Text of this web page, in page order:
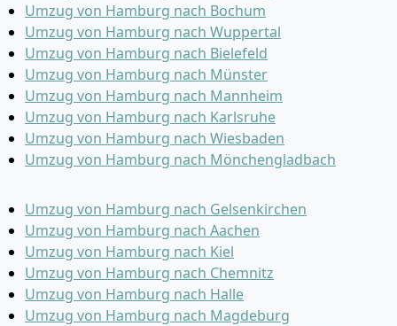
Umzug von Hamburg nach Bochum
Umzug von Hamburg nach Wuppertal
Umzug von Hamburg nach Bielefeld
Umzug von Hamburg nach Münster
Umzug von Hamburg nach Mannheim
Umzug von Hamburg nach Karlsruhe
Umzug von Hamburg nach Wiesbaden
Umzug von Hamburg nach Mönchen­gladbach
Umzug von Hamburg nach Gelsenkirchen
Umzug von Hamburg nach Aachen
Umzug von Hamburg nach Kiel
Umzug von Hamburg nach Chemnitz
Umzug von Hamburg nach Halle
Umzug von Hamburg nach Magdeburg